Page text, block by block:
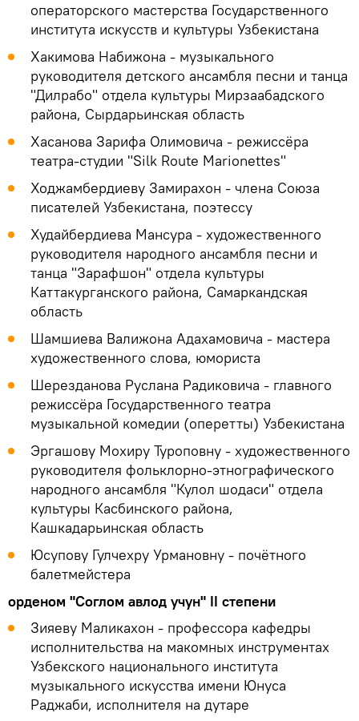
операторского мастерства Государственного
института искусств и культуры Узбекистана
Хакимова Набижона - музыкального
руководителя детского ансамбля песни и танца
"Дилрабо" отдела культуры Мирзаабадского
района, Сырдарьинская область
Хасанова Зарифа Олимовича - режиссёра
театра-студии "Silk Route Marionettes"
Ходжамбердиеву Замирахон - члена Союза
писателей Узбекистана, поэтессу
Худайбердиева Мансура - художественного
руководителя народного ансамбля песни и
танца "Зарафшон" отдела культуры
Каттакурганского района, Самаркандская
область
Шамшиева Валижона Адахамовича - мастера
художественного слова, юмориста
Шерезданова Руслана Радиковича - главного
режиссёра Государственного театра
музыкальной комедии (оперетты) Узбекистана
Эргашову Мохиру Туроповну - художественного
руководителя фольклорно-этнографического
народного ансамбля "Кулол шодаси" отдела
культуры Касбинского района,
Кашкадарьинская область
Юсупову Гулчехру Урмановну - почётного
балетмейстера
орденом "Соглом авлод учун" II степени
Зияеву Маликахон - профессора кафедры
исполнительства на макомных инструментах
Узбекского национального института
музыкального искусства имени Юнуса
Раджаби, исполнителя на дутаре